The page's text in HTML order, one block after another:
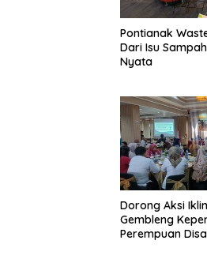
Pontianak
Dari Isu
Nyata
Dorong Aksi
Gembleng
Perempuan